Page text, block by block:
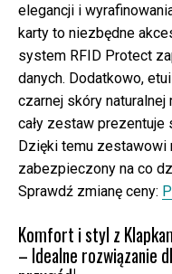
elegancji i
karty to niezbędne
system RFID Protect
danych. Dodatkowo,
czarnej skóry
cały zestaw
Dzięki temu
zabezpieczony na co
Sprawdź zmianę ceny:
Komfort i styl z
– Idealne rozwiązanie